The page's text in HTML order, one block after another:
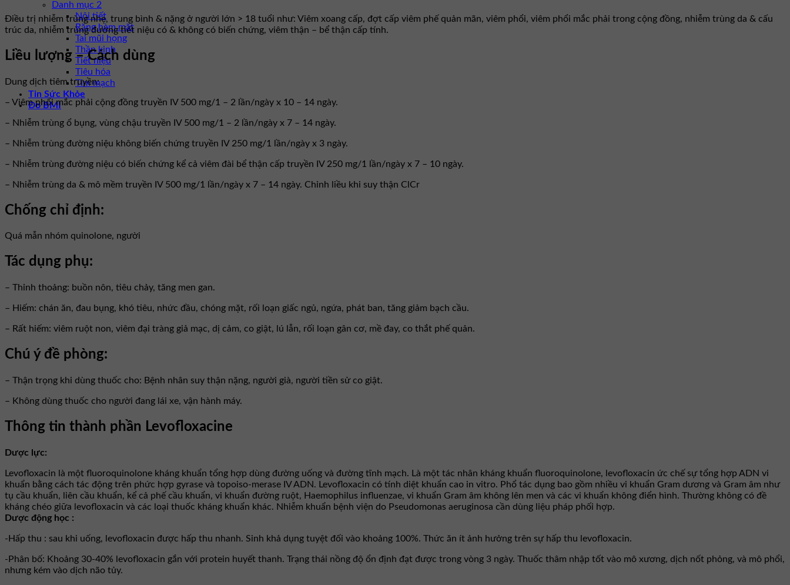
Danh mục 2
Nội tiết
Răng hàm mặt
Tai mũi họng
Thần kinh
Tiết niệu
Tiêu hóa
Tim mạch
Tin Sức Khỏe
Đo BMI
Điều trị nhiễm trùng nhẹ, trung bình & nặng ở người lớn > 18 tuổi như: Viêm xoang cấp, đợt cấp viêm phế quản mãn, viêm phổi, viêm phổi mắc phải trong cộng đồng, nhiễm trùng da & cấu
trúc da, nhiễm trùng đường tiết niệu có & không có biến chứng, viêm thận – bể thận cấp tính.
Liều lượng – Cách dùng
Dung dịch tiêm truyền:
– Viêm phổi mắc phải cộng đồng truyền IV 500 mg/1 – 2 lần/ngày x 10 – 14 ngày.
– Nhiễm trùng ổ bụng, vùng chậu truyền IV 500 mg/1 – 2 lần/ngày x 7 – 14 ngày.
– Nhiễm trùng đường niệu không biến chứng truyền IV 250 mg/1 lần/ngày x 3 ngày.
– Nhiễm trùng đường niệu có biến chứng kể cả viêm đài bể thận cấp truyền IV 250 mg/1 lần/ngày x 7 – 10 ngày.
– Nhiễm trùng da & mô mềm truyền IV 500 mg/1 lần/ngày x 7 – 14 ngày. Chỉnh liều khi suy thận ClCr
Chống chỉ định:
Quá mẫn nhóm quinolone, người
Tác dụng phụ:
– Thỉnh thoảng: buồn nôn, tiêu chảy, tăng men gan.
– Hiếm: chán ăn, đau bụng, khó tiêu, nhức đầu, chóng mặt, rối loạn giấc ngủ, ngứa, phát ban, tăng giảm bạch cầu.
– Rất hiếm: viêm ruột non, viêm đại tràng giả mạc, dị cảm, co giật, lú lẫn, rối loạn gân cơ, mề đay, co thắt phế quản.
Chú ý đề phòng:
– Thận trọng khi dùng thuốc cho: Bệnh nhân suy thận nặng, người già, người tiền sử co giật.
– Không dùng thuốc cho người đang lái xe, vận hành máy.
Thông tin thành phần Levofloxacine
Dược lực:
Levofloxacin là một fluoroquinolone kháng khuẩn tổng hợp dùng đường uống và đường tĩnh mạch. Là một tác nhân kháng khuẩn fluoroquinolone, levofloxacin ức chế sự tổng hợp ADN vi
khuẩn bằng cách tác động trên phức hợp gyrase và topoiso-merase IV ADN. Levofloxacin có tính diệt khuẩn cao in vitro. Phổ tác dụng bao gồm nhiều vi khuẩn Gram dương và Gram âm như
tụ cầu khuẩn, liên cầu khuẩn, kể cả phế cầu khuẩn, vi khuẩn đường ruột, Haemophilus influenzae, vi khuẩn Gram âm không lên men và các vi khuẩn không điển hình. Thường không có đề
kháng chéo giữa levofloxacin và các loại thuốc kháng khuẩn khác. Nhiễm khuẩn bệnh viện do Pseudomonas aeruginosa cần dùng liệu pháp phối hợp.
Dược động học :
-Hấp thu : sau khi uống, levofloxacin được hấp thu nhanh. Sinh khả dụng tuyệt đối vào khoảng 100%. Thức ăn ít ảnh hưởng trên sự hấp thu levofloxacin.
-Phân bố: Khoảng 30-40% levofloxacin gắn với protein huyết thanh. Trạng thái nồng độ ổn định đạt được trong vòng 3 ngày. Thuốc thâm nhập tốt vào mô xương, dịch nốt phỏng, và mô phổi,
nhưng kém vào dịch não tủy.